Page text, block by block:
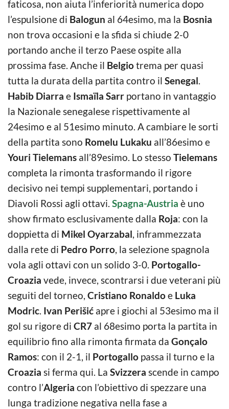
faticosa, non aiuta l’inferiorità numerica dopo
l’espulsione di Balogun al 64esimo, ma la Bosnia
non trova occasioni e la sfida si chiude 2-0
portando anche il terzo Paese ospite alla
prossima fase. Anche il Belgiotrema per quasi
tutta la durata della partita contro il Senegal.
Habib Diarra e Ismaïla Sarr portano in vantaggio
la Nazionale senegalese rispettivamente al
24esimo e al 51esimo minuto. A cambiare le sorti
della partita sono Romelu Lukaku all’86esimo e
Youri Tielemans all’89esimo. Lo stesso Tielemans
completa la rimonta trasformando il rigore
decisivo nei tempi supplementari, portando i
Diavoli Rossi agli ottavi. Spagna-Austria è uno
show firmato esclusivamente dalla Roja: con la
doppietta di Mikel Oyarzabal, inframmezzata
dalla rete di Pedro Porro, la selezione spagnola
vola agli ottavi con un solido 3-0. Portogallo-
Croazia vede, invece, scontrarsi i due veterani più
seguiti del torneo, Cristiano Ronaldoe Luka
Modric. Ivan Perišić apre i giochi al 53esimo ma il
gol su rigore di CR7 al 68esimo porta la partita in
equilibrio fino alla rimonta firmata da Gonçalo
Ramos: con il 2-1, il Portogallo passa il turno e la
Croazia si ferma qui. La Svizzera scende in campo
contro l’Algeria con l’obiettivo di spezzare una
lunga tradizione negativa nella fase a